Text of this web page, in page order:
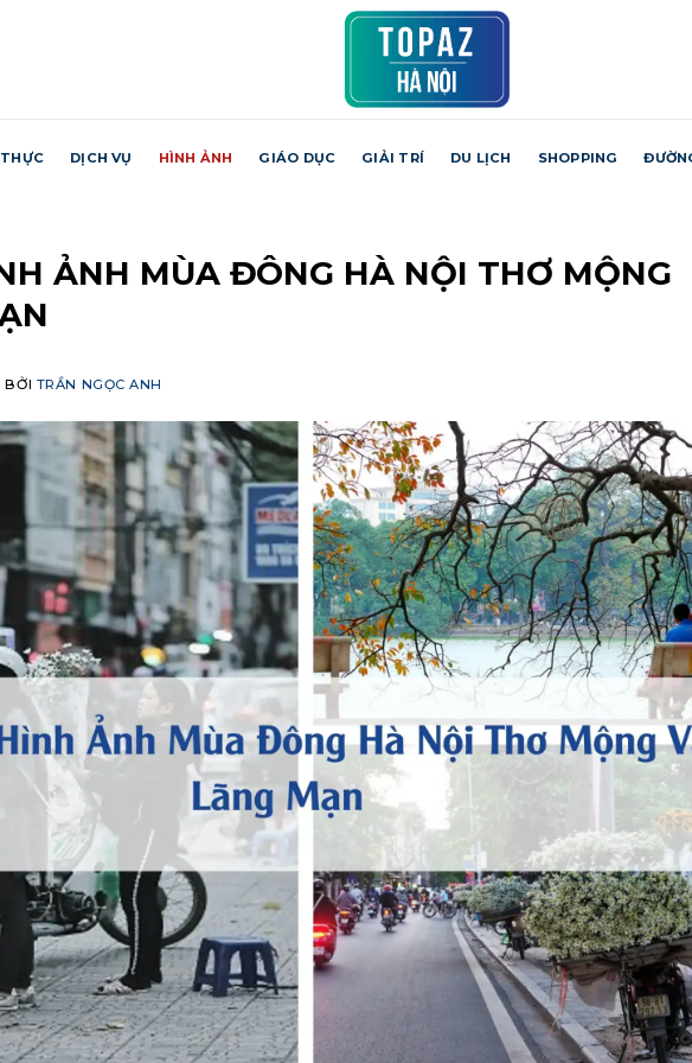
DỊCH VỤ HÌNH ẢNH GIÁO DỤC GIẢI TRÍ DU LỊCH SHOPPING
ẢNH MÙA ĐÔNG HÀ NỘI THƠ MỘNG
BỞI TRẦN NGỌC ANH